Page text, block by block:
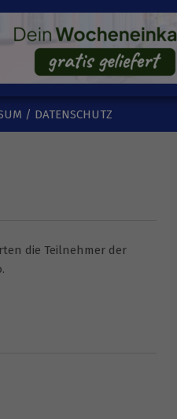
/ DATENSCHUTZ
die Teilnehmer der